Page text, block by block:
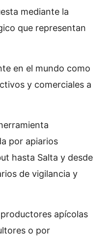
mediante la
que representan
en el mundo como
y comerciales a
por apiarios
hasta Salta y desde
de vigilancia y
apícolas
o por